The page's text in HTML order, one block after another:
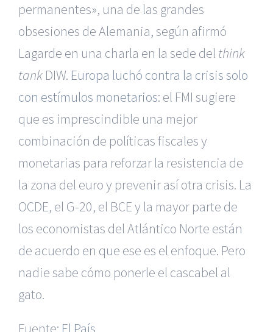
permanentes», una de las grandes
obsesiones de Alemania, según afirmó
Lagarde en una charla en la sede del think
tank DIW. Europa luchó contra la crisis solo
con estímulos monetarios: el FMI sugiere
que es imprescindible una mejor
combinación de políticas fiscales y
monetarias para reforzar la resistencia de
la zona del euro y prevenir así otra crisis. La
OCDE, el G-20, el BCE y la mayor parte de
los economistas del Atlántico Norte están
de acuerdo en que ese es el enfoque. Pero
nadie sabe cómo ponerle el cascabel al
gato.
Fuente: El País
|Reclamación de Accidentes en Alicante|Reclamación
de Accidentes en Madrid|BGD Abogados Madrid|
|Formación para Abogados